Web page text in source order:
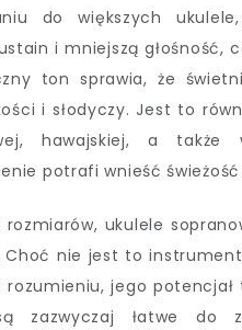
do większych
i mniejszą
ton sprawia, że
i słodyczy. Jest to
hawajskiej, a także
potrafi wnieść
ukulele
nie jest to
jego
zazwyczaj łatwe